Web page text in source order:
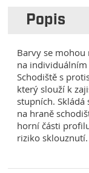
Popis
Barvy se
na individuálním
Schodiště s
který slouží k
stupních.
na hraně
horní části
riziko sklouznutí.